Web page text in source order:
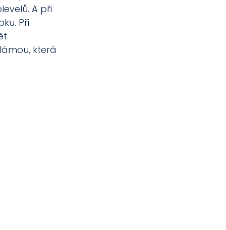
A při
Při
která